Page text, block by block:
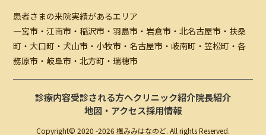
患者さまの来院実績があるエリア
一宮市・江南市・稲沢市・羽島市・岩倉市・北名古屋市・扶桑
町・大口町・犬山市・小牧市・名古屋市・岐南町・笠松町・各
務原市・岐阜市・北方町・瑞穂市
診療内容受診される方へクリニック紹介院長紹介
地図・アクセス採用情報
Copyright© 2020 -2026 楓みみはなのど. All rights Reserved.